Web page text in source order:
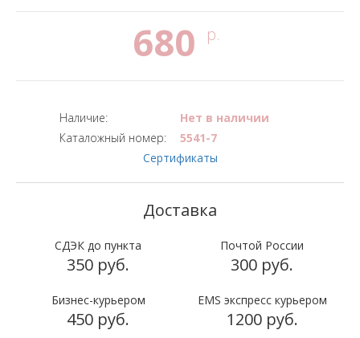
680 р.
Наличие:
Нет в наличии
Каталожный номер:
5541-7
Сертификаты
СДЭК до пункта
350 руб.
Почтой России
300 руб.
Бизнес-курьером
450 руб.
EMS экспресс курьером
1200 руб.